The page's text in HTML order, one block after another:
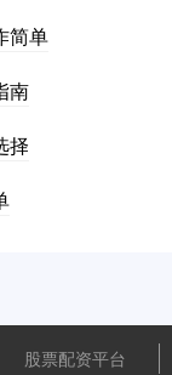
简单
南
择
股票配资平台